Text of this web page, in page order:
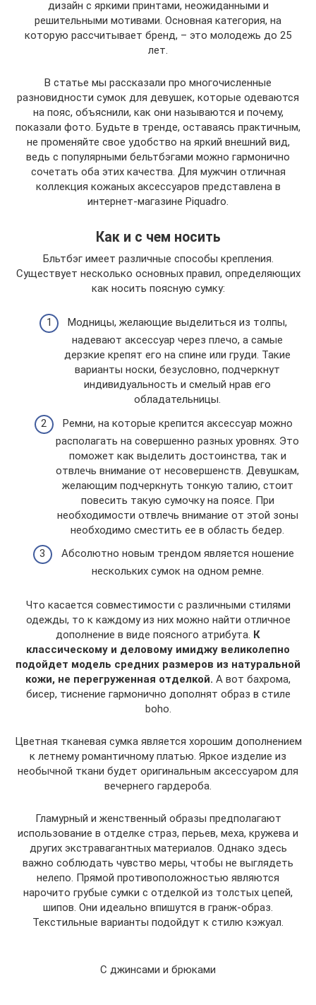
дизайн с яркими принтами, неожиданными и
решительными мотивами. Основная категория, на
которую рассчитывает бренд, – это молодежь до 25
лет.
В статье мы рассказали про многочисленные
разновидности сумок для девушек, которые одеваются
на пояс, объяснили, как они называются и почему,
показали фото. Будьте в тренде, оставаясь практичным,
не променяйте свое удобство на яркий внешний вид,
ведь с популярными бельтбэгами можно гармонично
сочетать оба этих качества. Для мужчин отличная
коллекция кожаных аксессуаров представлена в
интернет-магазине Piquadro.
Как и с чем носить
Бльтбэг имеет различные способы крепления.
Существует несколько основных правил, определяющих
как носить поясную сумку:
Модницы, желающие выделиться из толпы,
надевают аксессуар через плечо, а самые
дерзкие крепят его на спине или груди. Такие
варианты носки, безусловно, подчеркнут
индивидуальность и смелый нрав его
обладательницы.
Ремни, на которые крепится аксессуар можно
располагать на совершенно разных уровнях. Это
поможет как выделить достоинства, так и
отвлечь внимание от несовершенств. Девушкам,
желающим подчеркнуть тонкую талию, стоит
повесить такую сумочку на поясе. При
необходимости отвлечь внимание от этой зоны
необходимо сместить ее в область бедер.
Абсолютно новым трендом является ношение
нескольких сумок на одном ремне.
Что касается совместимости с различными стилями
одежды, то к каждому из них можно найти отличное
дополнение в виде поясного атрибута. К
классическому и деловому имиджу великолепно
подойдет модель средних размеров из натуральной
кожи, не перегруженная отделкой. А вот бахрома,
бисер, тиснение гармонично дополнят образ в стиле
boho.
Цветная тканевая сумка является хорошим дополнением
к летнему романтичному платью. Яркое изделие из
необычной ткани будет оригинальным аксессуаром для
вечернего гардероба.
Гламурный и женственный образы предполагают
использование в отделке страз, перьев, меха, кружева и
других экстравагантных материалов. Однако здесь
важно соблюдать чувство меры, чтобы не выглядеть
нелепо. Прямой противоположностью являются
нарочито грубые сумки с отделкой из толстых цепей,
шипов. Они идеально впишутся в гранж-образ.
Текстильные варианты подойдут к стилю кэжуал.
С джинсами и брюками